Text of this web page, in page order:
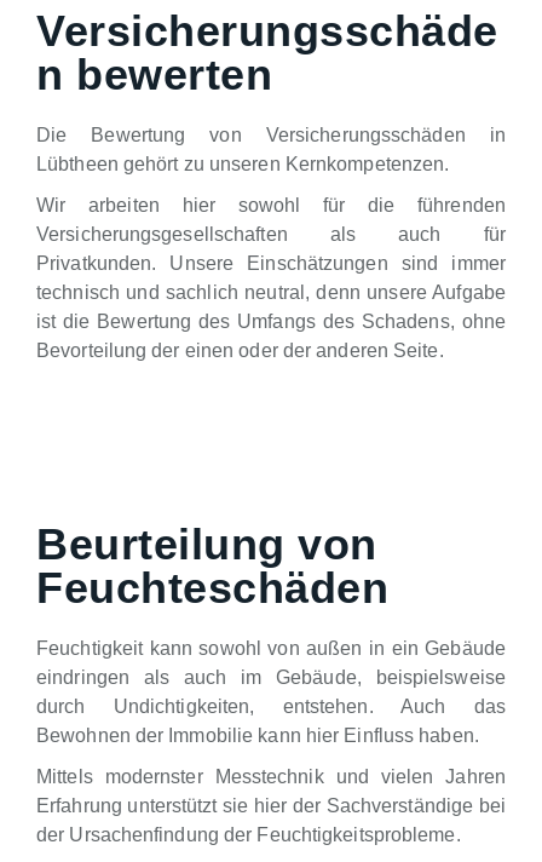
Versicherungsschäde
n bewerten
Die Bewertung von Versicherungsschäden in
Lübtheen gehört zu unseren Kernkompetenzen.
Wir arbeiten hier sowohl für die führenden
Versicherungsgesellschaften als auch für
Privatkunden. Unsere Einschätzungen sind immer
technisch und sachlich neutral, denn unsere Aufgabe
ist die Bewertung des Umfangs des Schadens, ohne
Bevorteilung der einen oder der anderen Seite.
Beurteilung von
Feuchteschäden
Feuchtigkeit kann sowohl von außen in ein Gebäude
eindringen als auch im Gebäude, beispielsweise
durch Undichtigkeiten, entstehen. Auch das
Bewohnen der Immobilie kann hier Einfluss haben.
Mittels modernster Messtechnik und vielen Jahren
Erfahrung unterstützt sie hier der Sachverständige bei
der Ursachenfindung der Feuchtigkeitsprobleme.